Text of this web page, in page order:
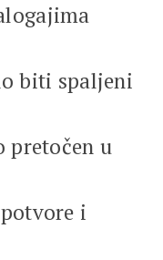
biti spaljeni
pretočen u
i